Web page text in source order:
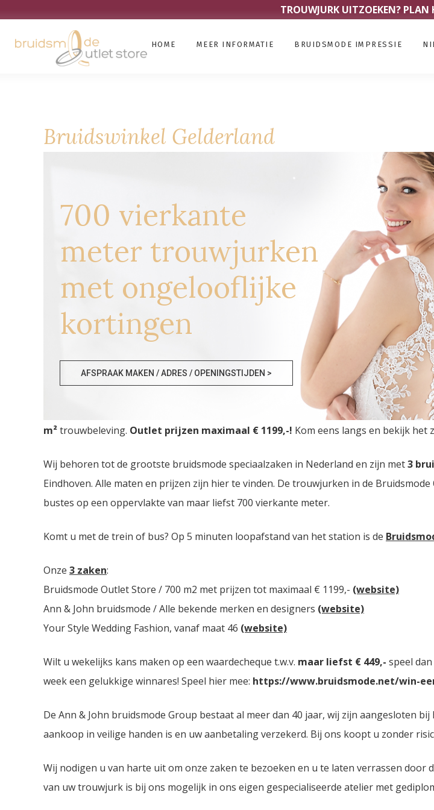
TROUWJURK UITZOEKEN? PLAN
HOME MEER INFORMATIE BRUIDSMODE IMPRESSIE
Bruidswinkel Gelderland
700 vierkante
meter trouwjurken
met ongelooflijke
kortingen
AFSPRAAK MAKEN / ADRES / OPENINGSTIJDEN >
Bruidswinkel Gelderland
grootste Trouwjurken Outlet Storevan Nederland
m²trouwbeleving. Outlet prijzen maximaal € 1199,-! Kom eens langs en bekijk het
Wij behoren tot de grootste bruidsmode speciaalzaken in Nederland en zijn met3
Eindhoven. Alle maten en prijzen zijn hier te vinden. De trouwjurken in de
bustes op een oppervlakte van maar liefst 700 vierkante meter.
Komt u met de trein of bus? Op 5 minuten loopafstand van het station is de
Onze 3 zaken:
Bruidsmode Outlet Store / 700 m2 met prijzen tot maximaal € 1199,- (website)
Ann & John bruidsmode / Alle bekende merken en designers (website)
Your Style Wedding Fashion, vanaf maat 46 (website)
Wilt u wekelijks kans maken op een waardecheque t.w.v. maar liefst € 449,- speel
week een gelukkige winnares! Speel hier mee: https://www.bruidsmode.net/win-
De Ann & John bruidsmode Group bestaat al meer dan 40 jaar, wij zijn aangesloten
aankoop in veilige handen is en uw aanbetaling verzekerd. Bij ons koopt u zonder
Wij nodigen u van harte uit om onze zaken te bezoeken en u te laten verrassen
van uw trouwjurk is bij ons mogelijk in ons eigen gespecialiseerde atelier met